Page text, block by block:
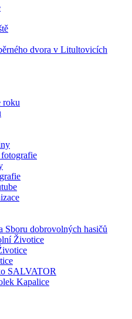
dvora v Litultovicích
roku
Sboru dobrovolných hasičů
Životice
SALVATOR
Kapalice